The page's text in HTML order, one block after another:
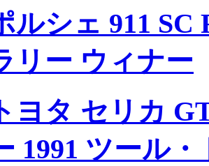
ルシェ 911 SC
リー ウィナー
トヨタ セリカ
1991 ツール